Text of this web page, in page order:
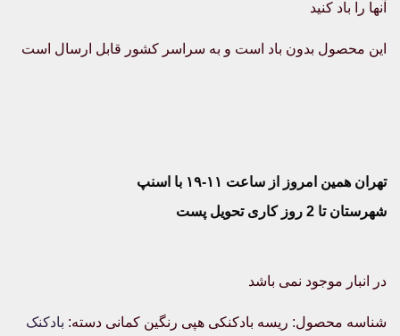
آنها را باد کنید
این محصول بدون باد است و به سراسر کشور قابل ارسال است
تهران همین امروز از ساعت ۱۱-۱۹ با اسنپ
شهرستان تا 2 روز کاری تحویل پست
در انبار موجود نمی باشد
شناسه محصول: ریسه بادکنکی هپی رنگین کمانی دسته: بادکنک